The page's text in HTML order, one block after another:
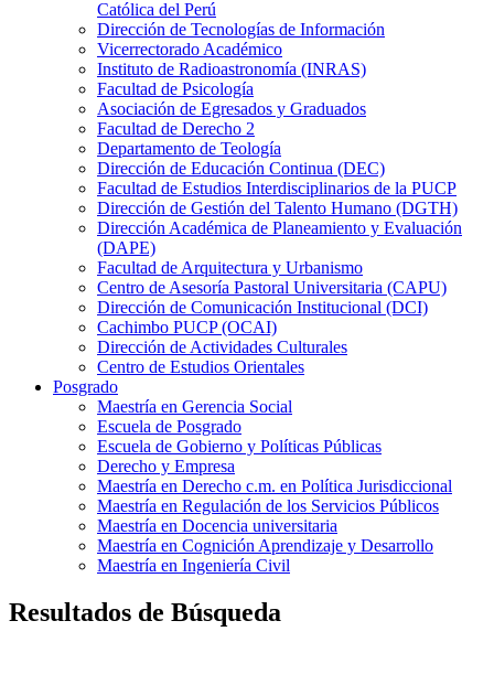
Católica del Perú
Dirección de Tecnologías de Información
Vicerrectorado Académico
Instituto de Radioastronomía (INRAS)
Facultad de Psicología
Asociación de Egresados y Graduados
Facultad de Derecho 2
Departamento de Teología
Dirección de Educación Continua (DEC)
Facultad de Estudios Interdisciplinarios de la PUCP
Dirección de Gestión del Talento Humano (DGTH)
Dirección Académica de Planeamiento y Evaluación
(DAPE)
Facultad de Arquitectura y Urbanismo
Centro de Asesoría Pastoral Universitaria (CAPU)
Dirección de Comunicación Institucional (DCI)
Cachimbo PUCP (OCAI)
Dirección de Actividades Culturales
Centro de Estudios Orientales
Posgrado
Maestría en Gerencia Social
Escuela de Posgrado
Escuela de Gobierno y Políticas Públicas
Derecho y Empresa
Maestría en Derecho c.m. en Política Jurisdiccional
Maestría en Regulación de los Servicios Públicos
Maestría en Docencia universitaria
Maestría en Cognición Aprendizaje y Desarrollo
Maestría en Ingeniería Civil
Resultados de Búsqueda